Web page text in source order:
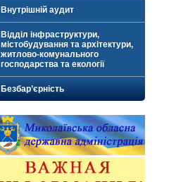
Внутрішній аудит
Відділ інфраструктури,
містобудування та архітектури,
житлово-комунального
господарства та екології
Безбар’єрність